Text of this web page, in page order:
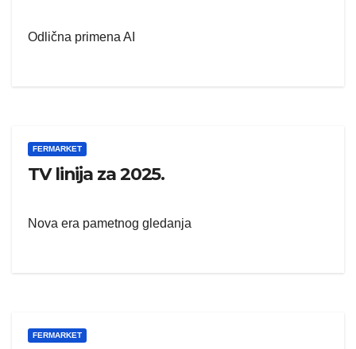
Odlična primena AI
FERMARKET
TV linija za 2025.
Nova era pametnog gledanja
FERMARKET